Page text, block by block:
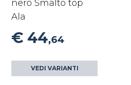
nero Smalto top
Ala
€ 44,64
VEDI VARIANTI